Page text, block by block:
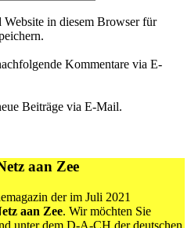
in diesem Browser für
Kommentare via E-
Beiträge via E-Mail.
aan Zee
der im Juli 2021
aan Zee. Wir möchten Sie
unter dem D-A-CH der deutschen